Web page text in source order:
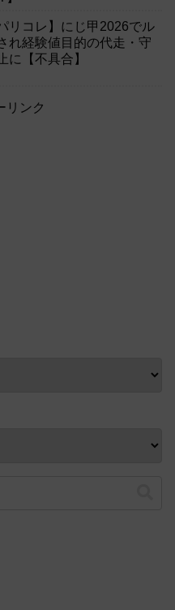
リコレ】にじ甲2026でル
れ経験値目的の代走・守
に【不具合】
リンク